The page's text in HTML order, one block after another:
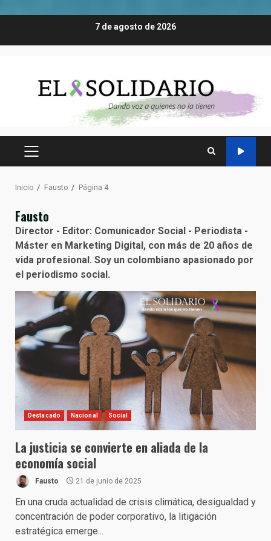
7 de agosto de 2026
MENÚ
Inicio Fausto Página 4
Fausto
Director - Editor: Comunicador Social - Periodista -
Máster en Marketing Digital, con más de 20 años de
vida profesional. Soy un colombiano apasionado por
el periodismo social.
Destacado Nacional Social
La justicia se convierte en aliada de la
economía social
Fausto 21 de junio de 2025
En una cruda actualidad de crisis climática, desigualdad y
concentración de poder corporativo, la litigación
estratégica emerge...